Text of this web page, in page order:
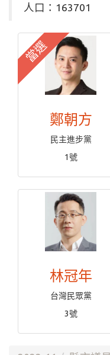
人口：163701
當選
鄭朝方
民主進步黨
1號
林冠年
台灣民眾黨
3號